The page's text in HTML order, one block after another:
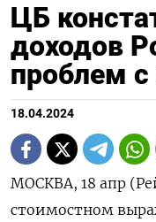
ЦБ
доходов
проблем
18.04.2024
МОСКВА, 18 апр
стоимостном